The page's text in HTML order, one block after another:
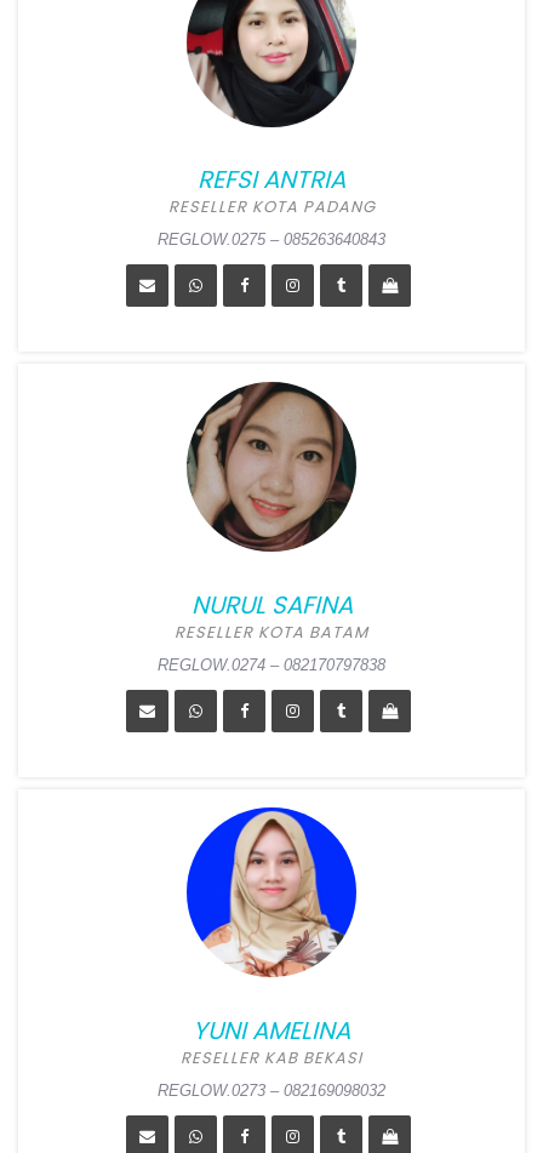
Position:Reseller Kab
Pasuruan
Alamat:Dsn Rekesan RT
004 RW 001, Patuguran,
Rejoso, Pasuruan
REGLOW.0276 – 0881026902543
REFSI ANTRIA
RESELLER KOTA PADANG
REGLOW.0275 – 085263640843
Position:
Reseller Kota
Padang
Koto Panjang Ikua Koto,
Koto Tangah, Padang
REGLOW.0275 – 085263640843
NURUL SAFINA
RESELLER KOTA BATAM
REGLOW.0274 – 082170797838
Position:Reseller Kota
Batam
Alamat:
REGLOW.0274 – 082170797838
YUNI AMELINA
RESELLER KAB BEKASI
REGLOW.0273 – 082169098032